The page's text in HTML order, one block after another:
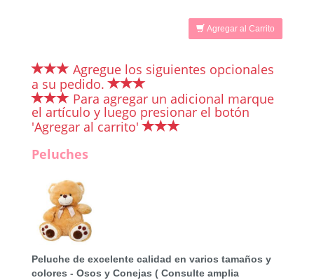
Agregar al Carrito
Agregue los siguientes opcionales
a su pedido.
Para agregar un adicional marque
el artículo y luego presionar el botón
'Agregar al carrito'
Peluches
Peluche de excelente calidad en varios tamaños y
colores - Osos y Conejas ( Consulte amplia